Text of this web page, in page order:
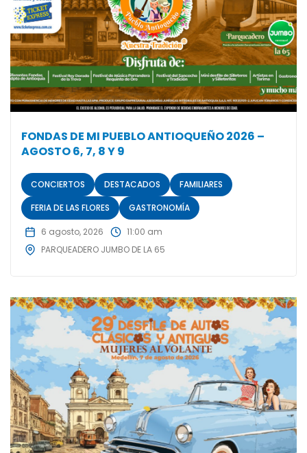
FONDAS DE MI PUEBLO ANTIOQUEÑO 2026 –
AGOSTO 6, 7, 8 Y 9
CONCIERTOS DESTACADOS
FAMILIARES
FERIA DE LAS FLORES
GASTRONOMÍA
6 agosto, 2026
11:00 am
PARQUEADERO JUMBO DE LA 65